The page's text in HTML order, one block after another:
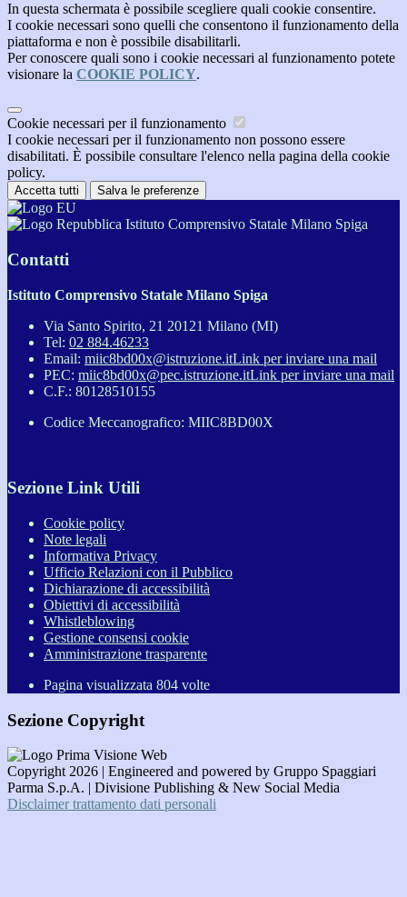
In questa schermata è possibile scegliere quali cookie consentire.
I cookie necessari sono quelli che consentono il funzionamento della
piattaforma e non è possibile disabilitarli.
Per conoscere quali sono i cookie necessari al funzionamento potete
visionare la COOKIE POLICY.
Cookie necessari per il funzionamento
I cookie necessari per il funzionamento non possono essere
disabilitati. È possibile consultare l'elenco nella pagina della cookie
policy.
Accetta tutti Salva le preferenze
Istituto Comprensivo Statale Milano Spiga
Contatti
Istituto Comprensivo Statale Milano Spiga
Via Santo Spirito, 21 20121 Milano (MI)
Tel: 02 884.46233
Email: miic8bd00x@istruzione.itLink per inviare una mail
PEC: miic8bd00x@pec.istruzione.itLink per inviare una mail
C.F.: 80128510155
Codice Meccanografico: MIIC8BD00X
Sezione Link Utili
Cookie policy
Note legali
Informativa Privacy
Ufficio Relazioni con il Pubblico
Dichiarazione di accessibilità
Obiettivi di accessibilità
Whistleblowing
Gestione consensi cookie
Amministrazione trasparente
Pagina visualizzata 804 volte
Sezione Copyright
Copyright 2026 | Engineered and powered by Gruppo Spaggiari
Parma S.p.A. | Divisione Publishing & New Social Media
Disclaimer trattamento dati personali